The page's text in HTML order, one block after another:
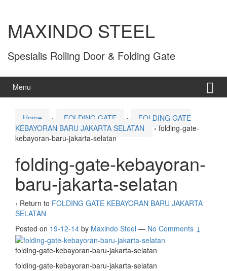
MAXINDO STEEL
Spesialis Rolling Door & Folding Gate
Menu
Home › FOLDING GATE ›
FOLDING GATE
KEBAYORAN BARU JAKARTA SELATAN
› folding-gate-
kebayoran-baru-jakarta-selatan
folding-gate-kebayoran-
baru-jakarta-selatan
‹ Return to FOLDING GATE KEBAYORAN BARU JAKARTA
SELATAN
Posted on 19-12-14 by Maxindo Steel — No Comments ↓
folding-gate-kebayoran-baru-jakarta-selatan
folding-gate-kebayoran-baru-jakarta-selatan